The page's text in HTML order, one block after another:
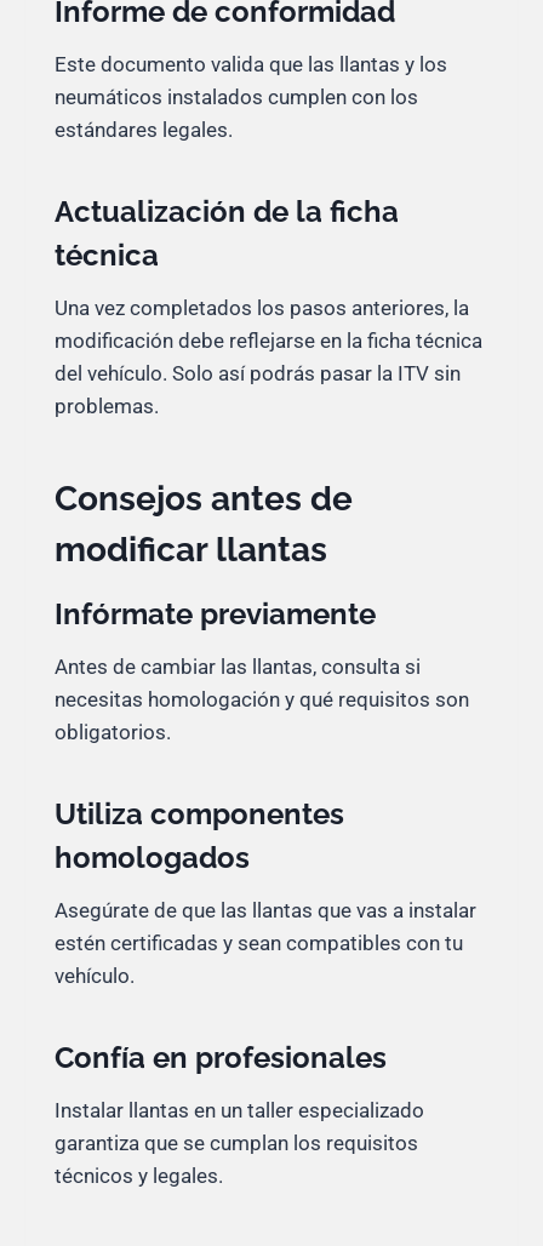
Informe de conformidad
Este documento valida que las llantas y los
neumáticos instalados cumplen con los
estándares legales.
Actualización de la ficha
técnica
Una vez completados los pasos anteriores, la
modificación debe reflejarse en la ficha técnica
del vehículo. Solo así podrás pasar la ITV sin
problemas.
Consejos antes de
modificar llantas
Infórmate previamente
Antes de cambiar las llantas, consulta si
necesitas homologación y qué requisitos son
obligatorios.
Utiliza componentes
homologados
Asegúrate de que las llantas que vas a instalar
estén certificadas y sean compatibles con tu
vehículo.
Confía en profesionales
Instalar llantas en un taller especializado
garantiza que se cumplan los requisitos
técnicos y legales.